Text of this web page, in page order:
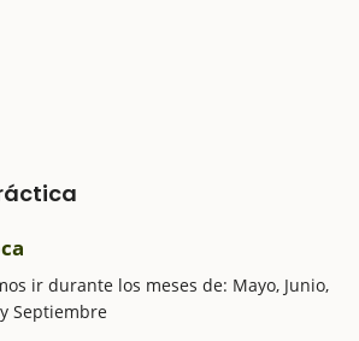
ir durante los meses de: Mayo, Junio,
Septiembre